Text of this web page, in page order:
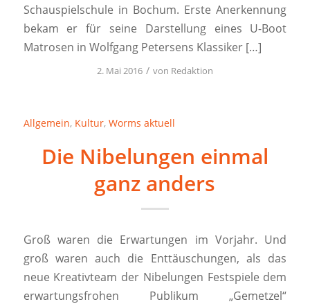
Schauspielschule in Bochum. Erste Anerkennung
bekam er für seine Darstellung eines U-Boot
Matrosen in Wolfgang Petersens Klassiker […]
2. Mai 2016 / von Redaktion
Allgemein, Kultur, Worms aktuell
Die Nibelungen einmal
ganz anders
Groß waren die Erwartungen im Vorjahr. Und
groß waren auch die Enttäuschungen, als das
neue Kreativteam der Nibelungen Festspiele dem
erwartungsfrohen Publikum „Gemetzel“